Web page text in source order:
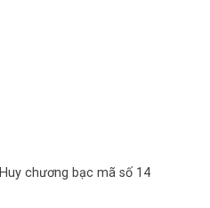
Huy chương bạc mã số 14